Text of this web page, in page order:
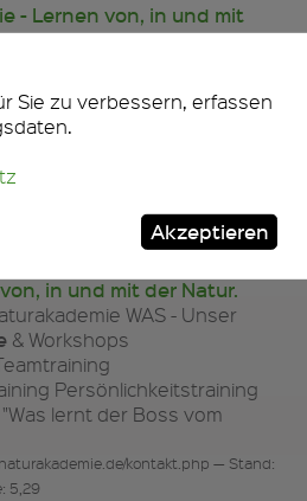
- Lernen von, in und mit
WAS - Unser
& Workshops
Persönlichkeitstraining
lernt der Boss vom
— Stand: 14.07.2015,
Seite(n)
in und mit der Natur.
WAS - Unser
& Workshops
Persönlichkeitstraining
lernt der Boss vom
kontakt.php — Stand:
5,29
Sie zu verbessern, erfassen
Akzeptieren